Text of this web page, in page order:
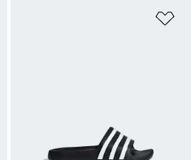
Pridať do zoznamu želaných